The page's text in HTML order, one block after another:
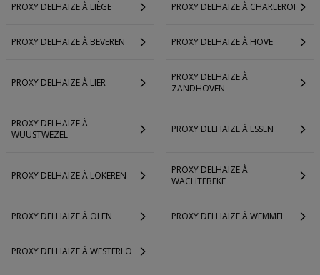
PROXY DELHAIZE À LIÈGE PROXY DELHAIZE À CHARLEROI
PROXY DELHAIZE À BEVEREN PROXY DELHAIZE À HOVE
PROXY DELHAIZE À LIER
PROXY DELHAIZE À
ZANDHOVEN
PROXY DELHAIZE À
WUUSTWEZEL
PROXY DELHAIZE À ESSEN
PROXY DELHAIZE À LOKEREN
PROXY DELHAIZE À
WACHTEBEKE
PROXY DELHAIZE À OLEN PROXY DELHAIZE À WEMMEL
PROXY DELHAIZE À WESTERLO